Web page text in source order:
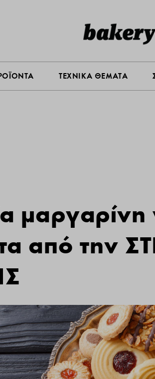
ΤΕΧΝΙΚΑ ΘΕΜΑΤΑ
μαργαρίνη
από την